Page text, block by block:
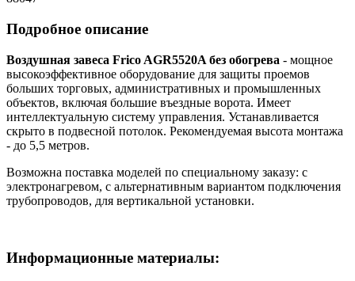
Подробное описание
Воздушная завеса Frico AGR5520A без обогрева - мощное
высокоэффективное оборудование для защиты проемов
больших торговых, административных и промышленных
объектов, включая большие въездные ворота. Имеет
интеллектуальную систему управления. Устанавливается
скрыто в подвесной потолок. Рекомендуемая высота монтажа
- до 5,5 метров.
Возможна поставка моделей по специальному заказу: с
электронагревом, с альтернативным вариантом подключения
трубопроводов, для вертикальной установки.
Информационные материалы: